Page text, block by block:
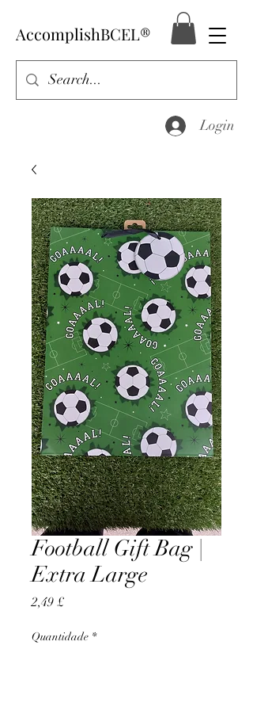
AccomplishBCEL®
Login
Football Gift Bag |
Extra Large
2,49 £Preço
Quantidade *